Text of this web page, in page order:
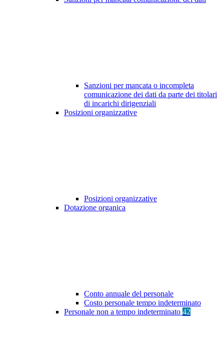
Sanzioni per mancata o incompleta
comunicazione dei dati da parte dei titolari
di incarichi dirigenziali
Posizioni organizzative
Posizioni organizzative
Dotazione organica
Conto annuale del personale
Costo personale tempo indeterminato
Personale non a tempo indeterminato 42